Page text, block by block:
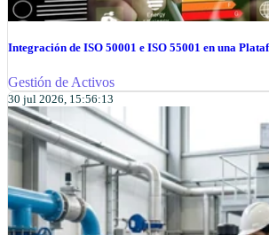
Integración de ISO 50001 e ISO 55001 en una
Gestión de Activos
30 jul 2026, 15:56:13